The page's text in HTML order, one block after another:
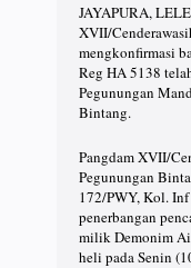
JAYAPURA,
XVII/
mengkonfirmasi
Reg HA 5138
Pegunungan
Bintang.
Pangdam XVII/
Pegunungan
172/PWY, Kol.
penerbangan
milik Demonim
heli pada Senin